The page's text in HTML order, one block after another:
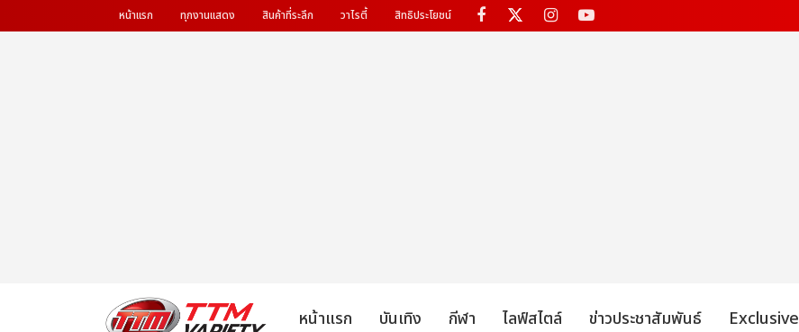
หน้าแรก ทุกงานแสดง สินค้าที่ระลึก วาไรตี้ สิทธิประโยชน์
หน้าแรก บันเทิง กีฬา ไลฟ์สไตล์ ข่าวประชาสัมพันธ์ Exclusive